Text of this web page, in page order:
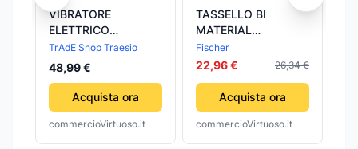
VIBRATORE
ELETTRICO
PORTATILE PER
CALCESTRUZZO
MONOFASE 1050W
35MM RCV-1050
TrAdE Shop Traesio
48,99 €
Acquista ora
commercioVirtuoso.it
TASSELLO BI
MATERIAL
DUOPOWER- - ø
mm.14x70 - 20 pezzi
Fischer
22,96 € 26,34 €
Acquista ora
commercioVirtuoso.it